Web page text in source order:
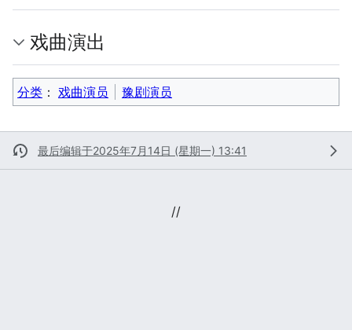
戏曲演出
分类 ：​ 戏曲演员 豫剧演员
最后编辑于2025年7月14日 (星期一) 13:41
//